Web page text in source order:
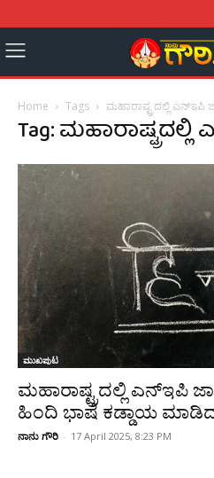
Home Tags ಮಹಾರಾಷ್ಟ್ರದಲ್ಲಿ ಎನ್‌ಇಪಿ
Tag:
ಮುಖಪುಟ
ಮಹಾರಾಷ್ಟ್ರದಲ್ಲಿ ಎನ್‌ಇಪಿ
ಹಿಂದಿ ಭಾಷೆ ಕಡ್ಡಾಯ
ನಾನು ಗೌರಿ - 17 April 2025, 8:23 PM